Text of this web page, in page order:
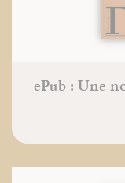
ePub : Une